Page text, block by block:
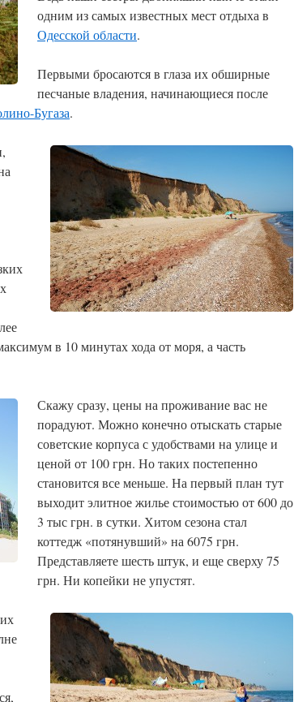
одним из самых известных мест отдыха в
Одесской области.
Первыми бросаются в глаза их обширные
песчаные владения, начинающиеся после
Бугаза.
в 10 минутах хода от моря, а часть
Скажу сразу, цены на проживание вас не
порадуют. Можно конечно отыскать старые
советские корпуса с удобствами на улице и
ценой от 100 грн. Но таких постепенно
становится все меньше. На первый план тут
выходит элитное жилье стоимостью от 600 до
3 тыс грн. в сутки. Хитом сезона стал
коттедж «потянувший» на 6075 грн.
Представляете шесть штук, и еще сверху 75
грн. Ни копейки не упустят.